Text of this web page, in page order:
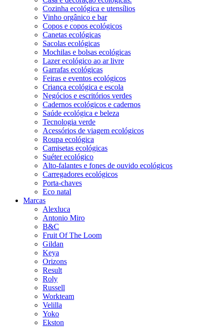
Cozinha ecológica e utensílios
Vinho orgânico e bar
Copos e copos ecológicos
Canetas ecológicas
Sacolas ecológicas
Mochilas e bolsas ecológicas
Lazer ecológico ao ar livre
Garrafas ecológicas
Feiras e eventos ecológicos
Criança ecológica e escola
Negócios e escritórios verdes
Cadernos ecológicos e cadernos
Saúde ecológica e beleza
Tecnologia verde
Acessórios de viagem ecológicos
Roupa ecológica
Camisetas ecológicas
Suéter ecológico
Alto-falantes e fones de ouvido ecológicos
Carregadores ecológicos
Porta-chaves
Eco natal
Marcas
Alexluca
Antonio Miro
B&C
Fruit Of The Loom
Gildan
Keya
Orizons
Result
Roly
Russell
Workteam
Velilla
Yoko
Ekston